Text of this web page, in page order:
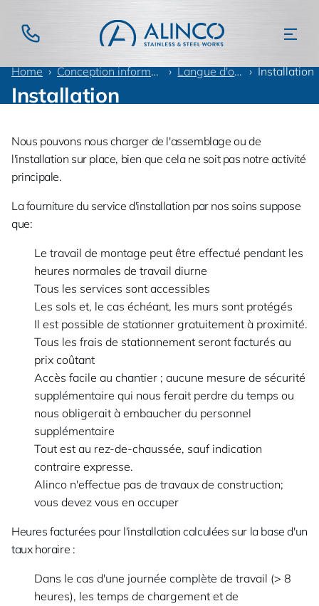
Home Conception information Langue d'offre Installation
Installation
Nous pouvons nous charger de l'assemblage ou de
l'installation sur place, bien que cela ne soit pas notre activité
principale.
La fourniture du service d'installation par nos soins suppose
que:
Le travail de montage peut être effectué pendant les
heures normales de travail diurne
Tous les services sont accessibles
Les sols et, le cas échéant, les murs sont protégés
Il est possible de stationner gratuitement à proximité.
Tous les frais de stationnement seront facturés au
prix coûtant
Accès facile au chantier ; aucune mesure de sécurité
supplémentaire qui nous ferait perdre du temps ou
nous obligerait à embaucher du personnel
supplémentaire
Tout est au rez-de-chaussée, sauf indication
contraire expresse.
Alinco n'effectue pas de travaux de construction;
vous devez vous en occuper
Heures facturées pour l'installation calculées sur la base d'un
taux horaire :
Dans le cas d'une journée complète de travail (> 8
heures), les temps de chargement et de